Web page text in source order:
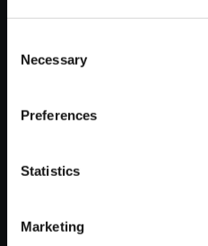
Selection
Necessary
Preferences
Statistics
Marketing
150円